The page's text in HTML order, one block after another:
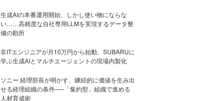
生成AIの本番運用開始、しかし使い物にならな
い……高精度な自社専用LLMを実現するデータ整
備の勘所
非ITエンジニアが月10万円から始動、SUBARUに
学ぶ生成AIとマルチエージェントの現場内製化
ソニー 経理部長が明かす、継続的に価値を生み出
せる経理組織の条件──「集約型」組織で進める
人材育成術